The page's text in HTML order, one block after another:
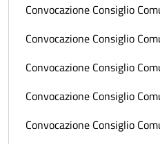
Convocazione Consiglio
Convocazione Consiglio
Convocazione Consiglio
Convocazione Consiglio
Convocazione Consiglio